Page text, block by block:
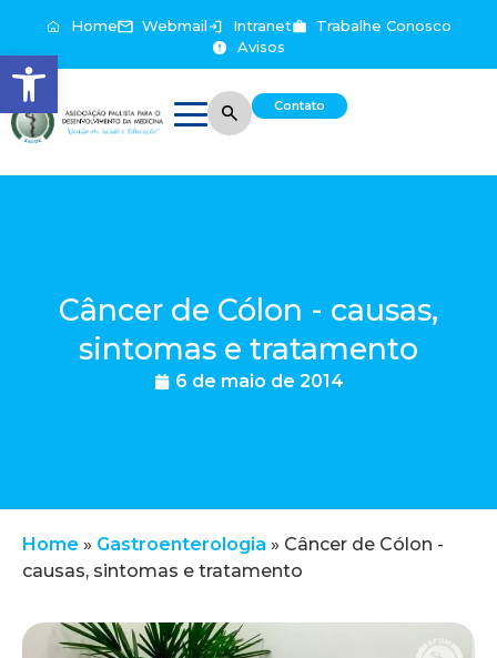
Abrir a barra de ferramentas
Home Webmail Intranet
Trabalhe Conosco
Avisos
Contato
Câncer de Cólon - causas,
sintomas e tratamento
6 de maio de 2014
Home » Gastroenterologia » Câncer de Cólon -
causas, sintomas e tratamento